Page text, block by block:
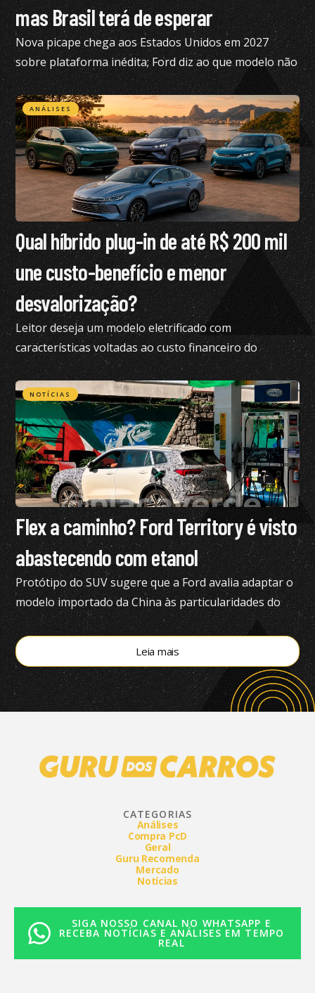
mas Brasil terá de esperar
Nova picape chega aos Estados Unidos em 2027
sobre plataforma inédita; Ford diz ao que modelo não
está nos planos para o Brasil no momento
ANÁLISES
Qual híbrido plug-in de até R$ 200 mil
une custo-benefício e menor
desvalorização?
Leitor deseja um modelo eletrificado com
características voltadas ao custo financeiro do
produto e pediu nossa análise completa
NOTÍCIAS
Flex a caminho? Ford Territory é visto
abastecendo com etanol
Protótipo do SUV sugere que a Ford avalia adaptar o
modelo importado da China às particularidades do
mercado brasileiro
Leia mais
CATEGORIAS
Análises
Compra PcD
Geral
Guru Recomenda
Mercado
Notícias
SIGA NOSSO CANAL NO WHATSAPP E
RECEBA NOTÍCIAS E ANÁLISES EM TEMPO
REAL